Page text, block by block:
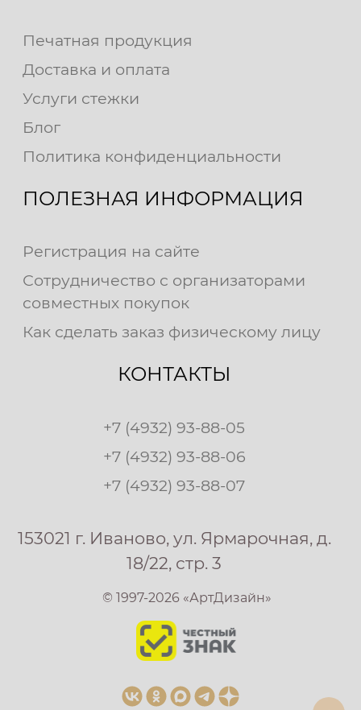
Печатная продукция
Доставка и оплата
Услуги стежки
Блог
Политика конфиденциальности
ПОЛЕЗНАЯ ИНФОРМАЦИЯ
Регистрация на сайте
Сотрудничество с организаторами
совместных покупок
Как сделать заказ физическому лицу
КОНТАКТЫ
+7 (4932) 93-88-05
+7 (4932) 93-88-06
+7 (4932) 93-88-07
153021 г. Иваново, ул. Ярмарочная, д.
18/22, стр. 3
© 1997-2026 «АртДизайн»